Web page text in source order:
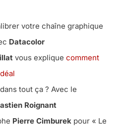
votre chaîne graphique
Datacolor
vous explique comment
tout ça ? Avec le
Roignant
Pierre Cimburek pour « Le